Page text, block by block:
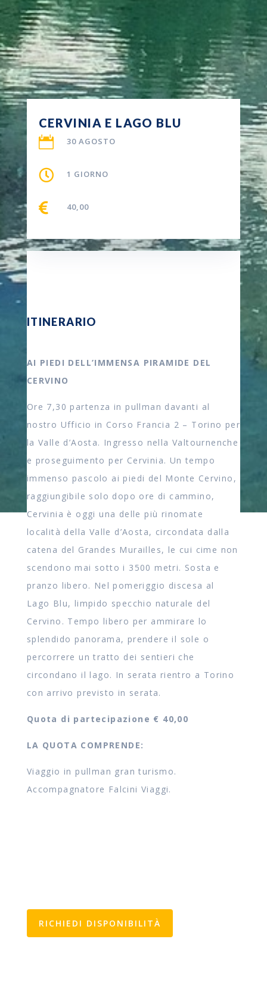
CERVINIA E LAGO BLU
 30 AGOSTO
 1 GIORNO
 40,00
ITINERARIO
AI PIEDI DELL’IMMENSA PIRAMIDE DEL
CERVINO
Ore 7,30 partenza in pullman davanti al
nostro Ufficio in Corso Francia 2 – Torino per
la Valle d’Aosta. Ingresso nella Valtournenche
e proseguimento per Cervinia. Un tempo
immenso pascolo ai piedi del Monte Cervino,
raggiungibile solo dopo ore di cammino,
Cervinia è oggi una delle più rinomate
località della Valle d’Aosta, circondata dalla
catena del Grandes Murailles, le cui cime non
scendono mai sotto i 3500 metri. Sosta e
pranzo libero. Nel pomeriggio discesa al
Lago Blu, limpido specchio naturale del
Cervino. Tempo libero per ammirare lo
splendido panorama, prendere il sole o
percorrere un tratto dei sentieri che
circondano il lago. In serata rientro a Torino
con arrivo previsto in serata.
Quota di partecipazione € 40,00
LA QUOTA COMPRENDE:
Viaggio in pullman gran turismo.
Accompagnatore Falcini Viaggi.
RICHIEDI DISPONIBILITÀ